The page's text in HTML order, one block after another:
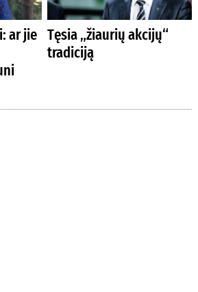
ar jie Tęsia „žiaurių akcijų“
tradiciją